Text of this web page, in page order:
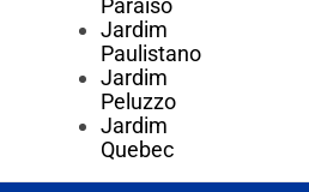
Paraíso
Jardim
Paulistano
Jardim
Peluzzo
Jardim
Quebec